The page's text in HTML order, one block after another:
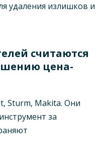
удаления излишков и
считаются
цена-
Sturm, Makita. Они
за